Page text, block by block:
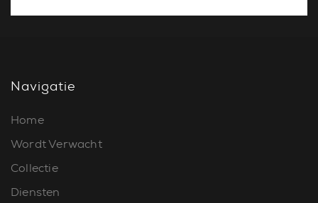
Navigatie
Home
Wordt Verwacht
Collectie
Diensten